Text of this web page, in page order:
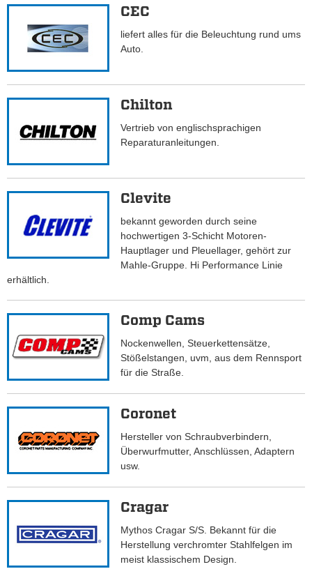
CEC
liefert alles für die Beleuchtung rund ums
Auto.
Chilton
Vertrieb von englischsprachigen
Reparaturanleitungen.
Clevite
bekannt geworden durch seine
hochwertigen 3-Schicht Motoren-
Hauptlager und Pleuellager, gehört zur
Mahle-Gruppe. Hi Performance Linie
erhältlich.
Comp Cams
Nockenwellen, Steuerkettensätze,
Stößelstangen, uvm, aus dem Rennsport
für die Straße.
Coronet
Hersteller von Schraubverbindern,
Überwurfmutter, Anschlüssen, Adaptern
usw.
Cragar
Mythos Cragar S/S. Bekannt für die
Herstellung verchromter Stahlfelgen im
meist klassischem Design.